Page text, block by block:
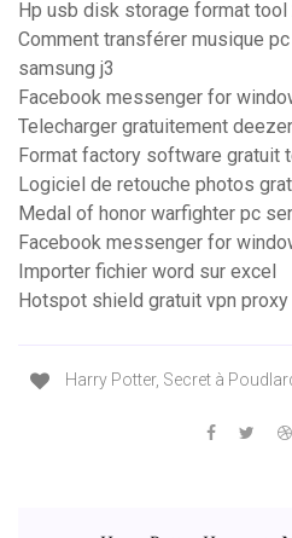
Hp usb disk storage format
Comment transférer musique
samsung j3
Facebook messenger for
Telecharger gratuitement
Format factory software gratuit
Logiciel de retouche photos
Medal of honor warfighter pc
Facebook messenger for
Importer fichier word sur excel
Hotspot shield gratuit vpn
Harry Potter, Secret à